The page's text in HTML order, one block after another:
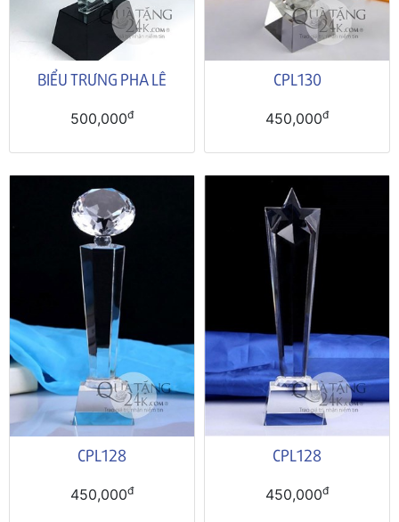
BIỂU TRƯNG PHA LÊ
500,000đ
CPL130
450,000đ
CPL128
450,000đ
CPL128
450,000đ